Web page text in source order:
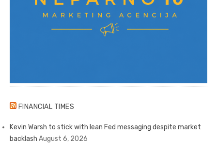
FINANCIAL TIMES
Kevin Warsh to stick with lean Fed messaging despite market
backlash August 6, 2026